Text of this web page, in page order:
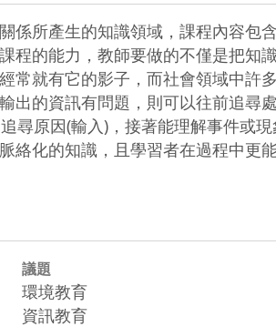
係所產生的知識領域，課程內容
程的能力，教師要做的不僅是把
常就有它的影子，而社會領域中
出的資訊有問題，則可以往前追
尋原因(輸入)，接著能理解事件或
化的知識，且學習者在過程中更
議題
環境教育
資訊教育